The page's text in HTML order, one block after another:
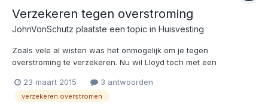
Verzekeren tegen overstroming
JohnVonSchutz plaatste een topic in Huisvesting
Zoals vele al wisten was het onmogelijk om je tegen
overstroming te verzekeren. Nu wil Lloyd toch met een
http://www.telegraaf.nl/binnenland/23835725/__Verzekeren_tege
n_overstroming__.html Op zich een goede ontwikkeling, alleen ik
23 maart 2015 3 antwoorden
verzekeren overstromen